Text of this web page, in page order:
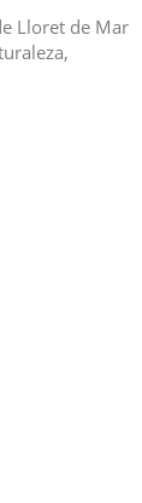
Lloret de Mar